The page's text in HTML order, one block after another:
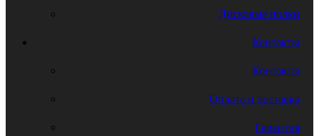
Дисковые полки
Контакты
Контакты
Оплата и доставка
Гарантия